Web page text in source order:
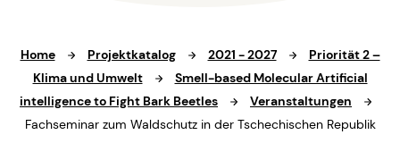
Home Projektkatalog 2021 - 2027
Priorität 2 –
Klima und Umwelt
Smell-based Molecular Artificial
intelligence to Fight Bark Beetles
Veranstaltungen
Fachseminar zum Waldschutz in der Tschechischen Republik